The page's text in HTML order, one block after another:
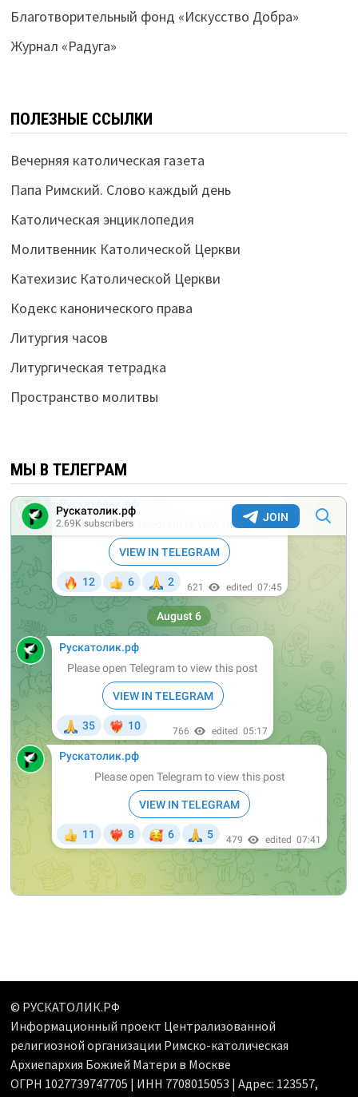
Благотворительный фонд «Искусство Добра»
Журнал «Радуга»
ПОЛЕЗНЫЕ ССЫЛКИ
Вечерняя католическая газета
Папа Римский. Слово каждый день
Католическая энциклопедия
Молитвенник Католической Церкви
Катехизис Католической Церкви
Кодекс канонического права
Литургия часов
Литургическая тетрадка
Пространство молитвы
МЫ В ТЕЛЕГРАМ
© РУСКАТОЛИК.РФ
Информационный проект Централизованной
религиозной организации Римско-католическая
Архиепархия Божией Матери в Москве
ОГРН 1027739747705 | ИНН 7708015053 | Адрес: 123557,